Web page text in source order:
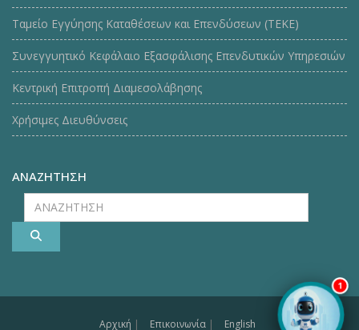
1
Ταμείο Εγγύησης Καταθέσεων και Επενδύσεων (ΤΕΚE)
Συνεγγυητικό Κεφάλαιο Εξασφάλισης Επενδυτικών Υπηρεσιών
Κεντρική Επιτροπή Διαμεσολάβησης
Χρήσιμες Διευθύνσεις
ΑΝΑΖΗΤΗΣΗ
ΑΝΑΖΗΤΗΣΗ
Αρχική | Επικοινωνία | English